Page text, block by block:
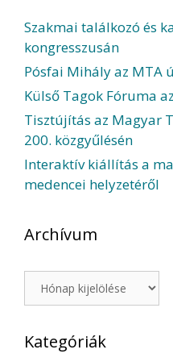
Szakmai találkozó és
kongresszusán
Pósfai Mihály az MTA
Külső Tagok Fóruma
Tisztújítás az Magyar
200. közgyűlésén
Interaktív kiállítás a
medencei helyzetéről
Archívum
Archívum
Kategóriák